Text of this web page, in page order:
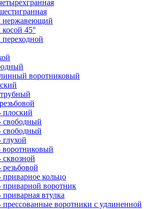
нержавеющий
45°
воротниковый
плоский
свободный
свободный
глухой
воротниковый
сквозной
резьбовой
приварное кольцо
приварной воротник
приварная втулка
прессованные воротники с удлиненной